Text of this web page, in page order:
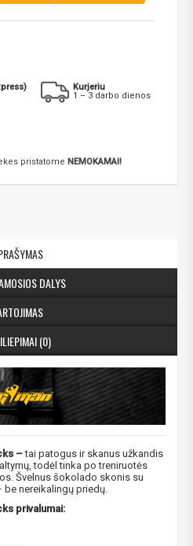
Kurjeriu
1 – 3 darbo dienos
pristatome NEMOKAMAI!
DALYS
(0)
–tai patogus ir skanus užkandis
todėl tinka po treniruotės
Švelnus šokolado skonis su
nereikalingų priedų.
privalumai: